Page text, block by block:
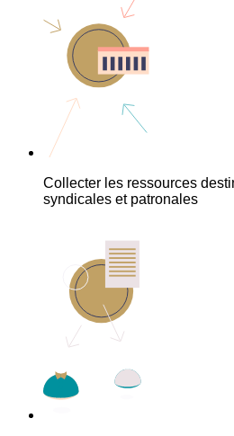
Collecter les ressources
syndicales et patronales